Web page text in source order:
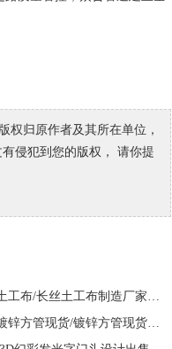
权归原作者及其所在单位，
侵犯到您的版权， 请你提
2026年7月新发布：山东正规的短丝土工布/长丝土工布制造厂家分析报告-尚泽新材
2026年7月性价比之选：广西诚信的镀锌方管现货/镀锌方管现货订做厂家分析报告-